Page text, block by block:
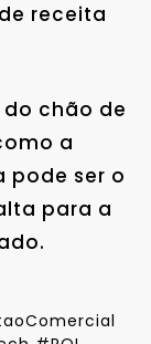
receita
chão de
a
ser o
para a